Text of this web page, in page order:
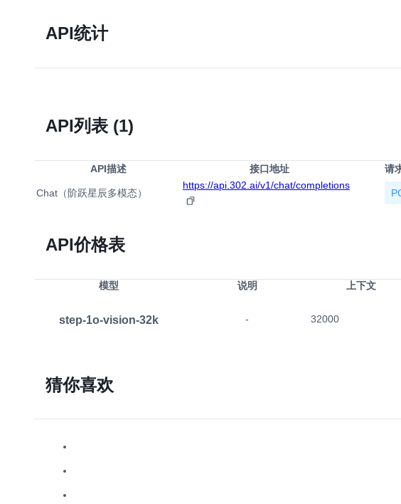
API统计
API列表 (1)
API描述 接口地址 请
Chat（阶跃星辰多模态）
https://api.302.ai/v1/chat/completions
API价格表
模型 说明 上下文
step-1o-vision-32k - 32000
猜你喜欢